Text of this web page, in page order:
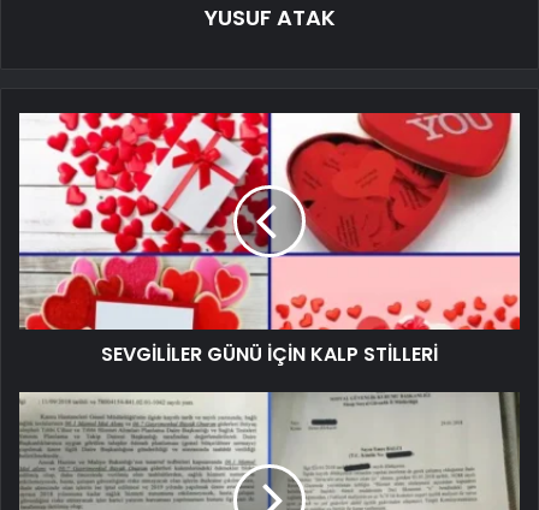
YUSUF ATAK
SEVGİLİLER GÜNÜ İÇİN KALP STİLLERİ